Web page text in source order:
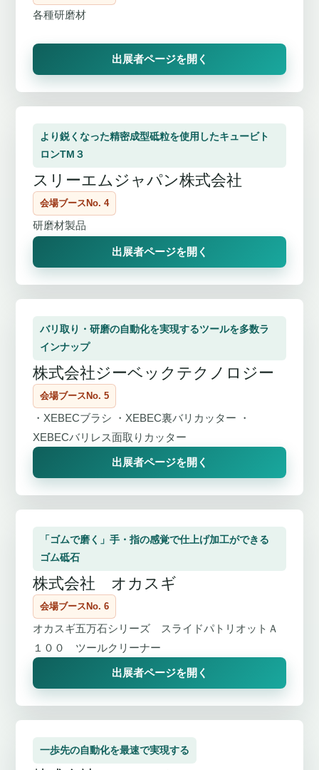
各種研磨材
出展者ページを開く
より鋭くなった精密成型砥粒を使用したキュービト
ロンTM３
スリーエムジャパン株式会社
会場ブースNo. 4
研磨材製品
出展者ページを開く
バリ取り・研磨の自動化を実現するツールを多数ラ
インナップ
株式会社ジーベックテクノロジー
会場ブースNo. 5
・XEBECブラシ ・XEBEC裏バリカッター ・
XEBECバリレス面取りカッター
出展者ページを開く
「ゴムで磨く」手・指の感覚で仕上げ加工ができる
ゴム砥石
株式会社 オカスギ
会場ブースNo. 6
オカスギ五万石シリーズ スライドパトリオットＡ
１００ ツールクリーナー
出展者ページを開く
一歩先の自動化を最速で実現する